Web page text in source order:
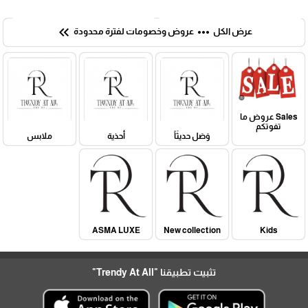
عرض الكل more_horiz عروض وخصومات لفترة محدودة keyboard_double_arrow_left
Sales عروض ما
تفوتكم
وَصَل حديثَاً
أحذية ملابس
Kids
New collection
ASMA LUXE
تثبيت تطبيقنا "Trendy At All"